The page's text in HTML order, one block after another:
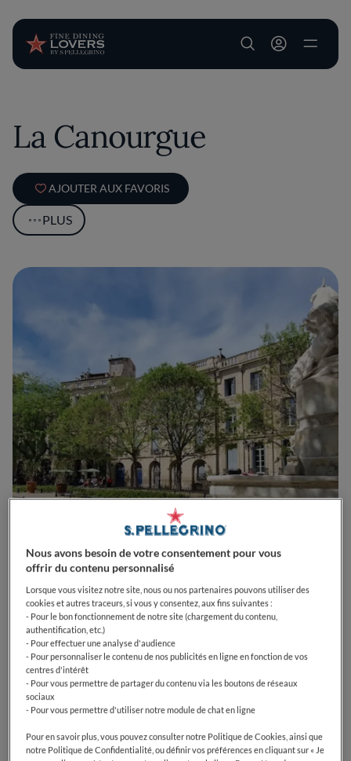
User account
La Canourgue
AJOUTER AUX FAVORIS
PLUS
0 0
1 Pl. de la Canourgue
CLOSED OpensJeudi, 00:00-23:59
VOIR HORAIRES D'OUVERTURE
VOIR SUR LA CARTE VISIT WEBSITE
Nous avons besoin de votre consentement pour vous
offrir du contenu personnalisé
Lorsque vous visitez notre site, nous ou nos partenaires pouvons utiliser des
cookies et autres traceurs, si vous y consentez, aux fins suivantes :
- Pour le bon fonctionnement de notre site (chargement du contenu,
authentification, etc.)
- Pour effectuer une analyse d'audience
- Pour personnaliser le contenu de nos publicités en ligne en fonction de vos
centres d'intérêt
- Pour vous permettre de partager du contenu via les boutons de réseaux
sociaux
- Pour vous permettre d'utiliser notre module de chat en ligne
Pour en savoir plus, vous pouvez consulter notre Politique de Cookies, ainsi que
notre Politique de Confidentialité, ou définir vos préférences en cliquant sur « Je